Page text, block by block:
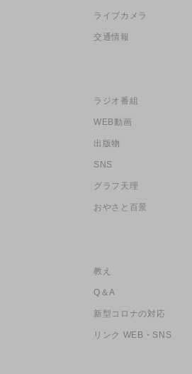
ライブカメラ
交通情報
ラジオ番組
WEB動画
出版物
SNS
グラフ天理
おやさと百景
教え
Q＆A
新型コロナの対応
リンク WEB・SNS